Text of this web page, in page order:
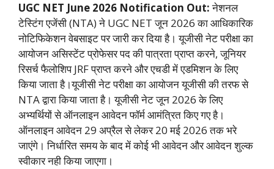
UGC NET June 2026 Notification Out:नेशनल
टेस्टिंग एजेंसी (NTA) ने UGC NET जून 2026 का आधिकारिक
नोटिफिकेशन वेबसाइट पर जारी कर दिया है। यूजीसी नेट परीक्षा का
आयोजन असिस्टेंट प्रोफेसर पद की पात्रता प्राप्त करने, जूनियर
रिसर्च फैलोशिप JRF प्राप्त करने और एचडी में एडमिशन के लिए
किया जाता है।यूजीसी नेट परीक्षा का आयोजन यूजीसी की तरफ से
NTA द्वारा किया जाता है। यूजीसी नेट जून 2026 के लिए
अभ्यर्थियों से ऑनलाइन आवेदन फॉर्म आमंत्रित किए गए है।
ऑनलाइन आवेदन 29 अप्रैल से लेकर 20 मई 2026 तक भरे
जाएंगे। निर्धारित समय के बाद में कोई भी आवेदन और आवेदन शुल्क
स्वीकार नही किया जाएगा।